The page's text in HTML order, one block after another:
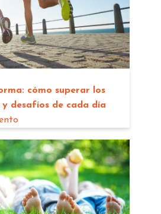
cómo superar los
y desafíos de cada día